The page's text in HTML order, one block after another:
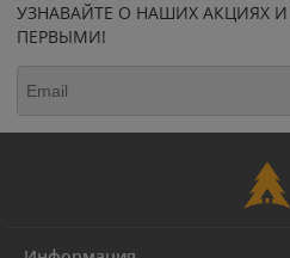
УЗНАВАЙТЕ О НАШИХ АКЦИЯХ
ПЕРВЫМИ!